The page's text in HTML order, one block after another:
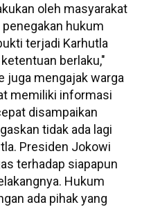
oleh masyarakat
hukum
terjadi Karhutla
berlaku,"
juga mengajak warga
memiliki informasi
disampaikan
tidak ada lagi
Presiden Jokowi
terhadap siapapun
Hukum
ada pihak yang